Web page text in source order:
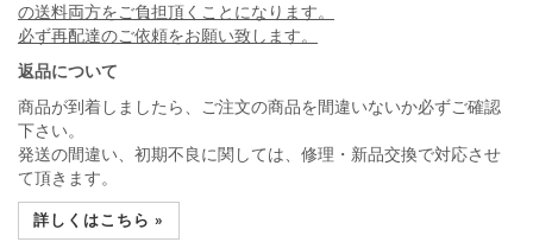
の送料両方をご負担頂くことになります。
必ず再配達のご依頼をお願い致します。
返品について
商品が到着しましたら、ご注文の商品を間違いないか必ずご確認
下さい。
発送の間違い、初期不良に関しては、修理・新品交換で対応させ
て頂きます。
詳しくはこちら »